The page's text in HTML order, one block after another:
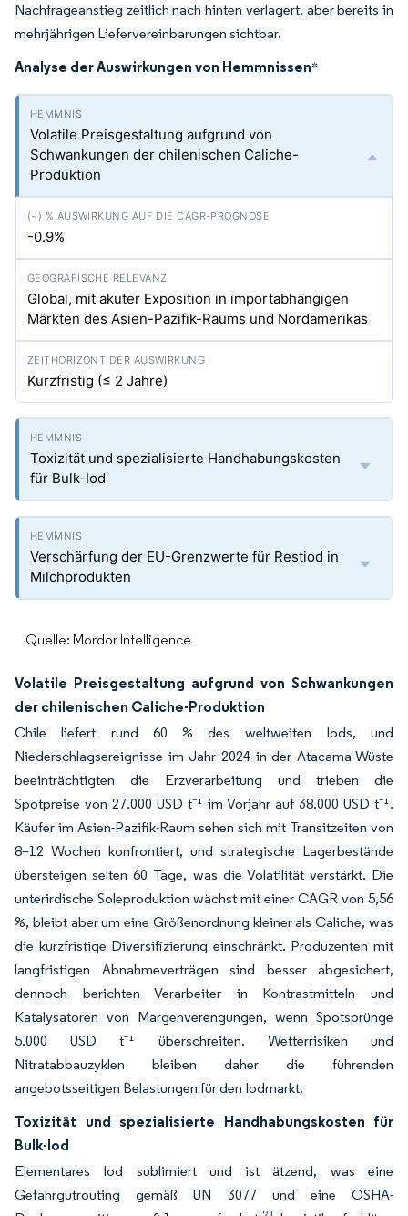
Nachfrageanstieg zeitlich nach hinten verlagert, aber bereits in
mehrjährigen Liefervereinbarungen sichtbar.
Analyse der Auswirkungen von Hemmnissen*
Volatile Preisgestaltung aufgrund von
Schwankungen der chilenischen Caliche-
Produktion
-0.9%
Global, mit akuter Exposition in importabhängigen
Märkten des Asien-Pazifik-Raums und Nordamerikas
Kurzfristig (≤ 2 Jahre)
Toxizität und spezialisierte Handhabungskosten
für Bulk-Iod
Verschärfung der EU-Grenzwerte für Restiod in
Milchprodukten
Quelle: Mordor Intelligence
Volatile Preisgestaltung aufgrund von Schwankungen
der chilenischen Caliche-Produktion
Chile liefert rund 60 % des weltweiten Iods, und
Niederschlagsereignisse im Jahr 2024 in der Atacama-Wüste
beeinträchtigten die Erzverarbeitung und trieben die
Spotpreise von 27.000 USD t⁻¹ im Vorjahr auf 38.000 USD t⁻¹.
Käufer im Asien-Pazifik-Raum sehen sich mit Transitzeiten von
8–12 Wochen konfrontiert, und strategische Lagerbestände
übersteigen selten 60 Tage, was die Volatilität verstärkt. Die
unterirdische Soleproduktion wächst mit einer CAGR von 5,56
%, bleibt aber um eine Größenordnung kleiner als Caliche, was
die kurzfristige Diversifizierung einschränkt. Produzenten mit
langfristigen Abnahmeverträgen sind besser abgesichert,
dennoch berichten Verarbeiter in Kontrastmitteln und
Katalysatoren von Margenverengungen, wenn Spotsprünge
5.000 USD t⁻¹ überschreiten. Wetterrisiken und
Nitratabbauzyklen bleiben daher die führenden
angebotsseitigen Belastungen für den Iodmarkt.
Toxizität und spezialisierte Handhabungskosten für
Bulk-Iod
Elementares Iod sublimiert und ist ätzend, was eine
Gefahrgutrouting gemäß UN 3077 und eine OSHA-